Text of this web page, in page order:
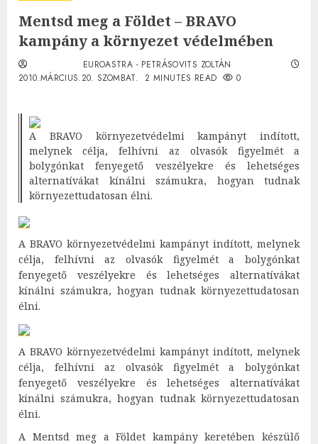
Mentsd meg a Földet – BRAVO
kampány a környezet védelmében
EUROASTRA - PETRÁSOVITS ZOLTÁN
2010.MÁRCIUS.20. SZOMBAT. 2 MINUTES READ 0
A BRAVO környezetvédelmi kampányt indított,
melynek célja, felhívni az olvasók figyelmét a
bolygónkat fenyegető veszélyekre és lehetséges
alternatívákat kínálni számukra, hogyan tudnak
környezettudatosan élni.
A BRAVO környezetvédelmi kampányt indított, melynek
célja, felhívni az olvasók figyelmét a bolygónkat
fenyegető veszélyekre és lehetséges alternatívákat
kínálni számukra, hogyan tudnak környezettudatosan
élni.
A BRAVO környezetvédelmi kampányt indított, melynek
célja, felhívni az olvasók figyelmét a bolygónkat
fenyegető veszélyekre és lehetséges alternatívákat
kínálni számukra, hogyan tudnak környezettudatosan
élni.
A Mentsd meg a Földet kampány keretében készülő